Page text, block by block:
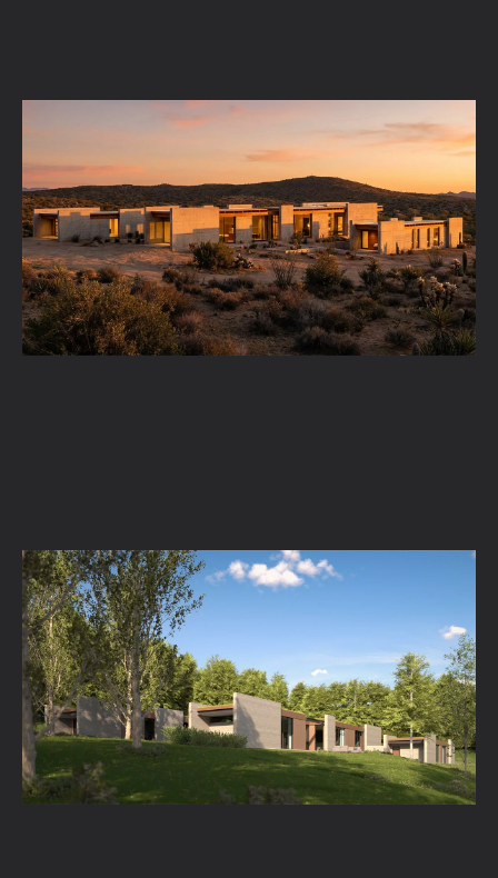
Comment utiliser l’IA pour concevoir 10x
plus rapidement dans Enscape
En savoir plus →
Comment construire un projet entier de A à Z
avec Enscape et l’IA
En savoir plus →